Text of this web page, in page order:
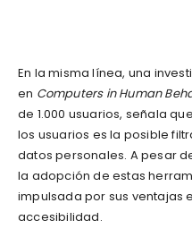
En la misma línea, una
en Computers in Human
de 1.000 usuarios, señala
los usuarios es la posible
datos personales. A pesar
la adopción de estas
impulsada por sus ventajas
accesibilidad.